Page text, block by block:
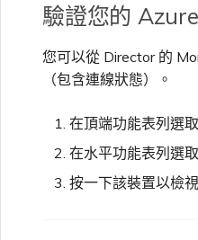
驗證您的
您可以從 Director 的
（包含連線狀態）。
在頂端功能表列選取
在水平功能表列選
按一下該裝置以檢